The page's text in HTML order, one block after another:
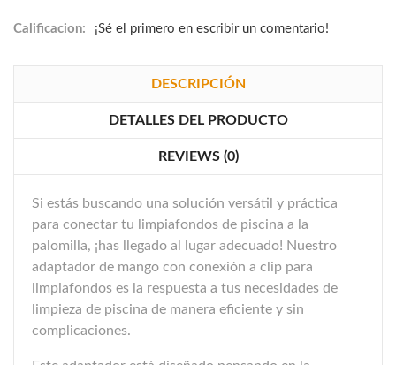
Calificacion: ¡Sé el primero en escribir un comentario!
DESCRIPCIÓN
DETALLES DEL PRODUCTO
REVIEWS (0)
Si estás buscando una solución versátil y práctica
para conectar tu limpiafondos de piscina a la
palomilla, ¡has llegado al lugar adecuado! Nuestro
adaptador de mango con conexión a clip para
limpiafondos es la respuesta a tus necesidades de
limpieza de piscina de manera eficiente y sin
complicaciones.